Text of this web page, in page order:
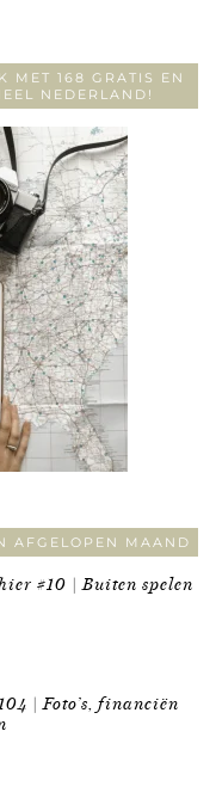
MET 168 GRATIS EN
NEDERLAND!
AFGELOPEN MAAND
#10 | Buiten spelen
| Foto’s, financiën